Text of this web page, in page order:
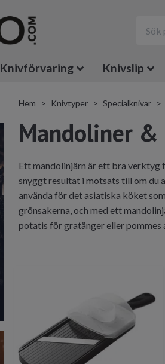
Knivförvaring Knivslip
Hem Knivtyper Specialknivar
Mandoliner &
Ett mandolinjärn är ett bra verktyg
snyggt resultat i motsats till om du
använda för det asiatiska köket
grönsakerna, och med ett
potatis för gratänger eller pommes